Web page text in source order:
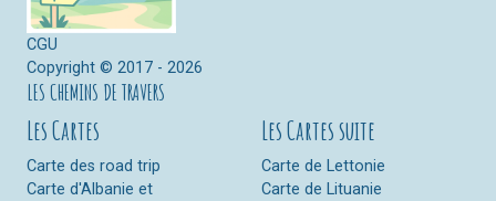
CGU
Copyright © 2017 - 2026
LES CHEMINS DE TRAVERS
Les Cartes
Carte des road trip
Carte d'Albanie et
Les Cartes suite
Carte de Lettonie
Carte de Lituanie